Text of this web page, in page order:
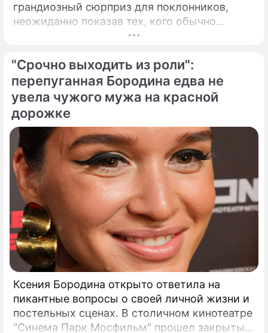
грандиозный сюрприз для поклонников,
неожиданно показав тех, кого обычно
тщательно скрывает от посторонних глаз.
продолжает наслаждаться европейскими
каникулами, щедро делясь с публикой
яркими моментами своего роскошного
отпуска.
"Срочно выходить из роли":
перепуганная Бородина едва не
увела чужого мужа на красной
дорожке
Ксения Бородина открыто ответила на
пикантные вопросы о своей личной жизни и
постельных сценах. В столичном кинотеатре
"Синема Парк Мосфильм" прошел закрытый